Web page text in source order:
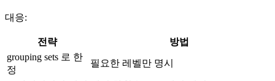
대응:
전략
방법
grouping sets 로 한
정
필요한 레벨만 명시